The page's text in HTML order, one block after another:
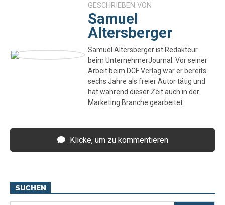
GESCHRIEBEN VON
Samuel
Altersberger
Samuel Altersberger ist Redakteur
beim UnternehmerJournal. Vor seiner
Arbeit beim DCF Verlag war er bereits
sechs Jahre als freier Autor tätig und
hat während dieser Zeit auch in der
Marketing Branche gearbeitet.
Klicke, um zu kommentieren
SUCHEN